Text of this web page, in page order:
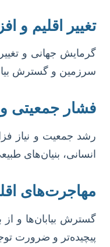
تغییر اقلیم
گرمایش جهانی و
سرزمین و گسترش
فشار جمعیتی
رشد جمعیت و نیاز
انسانی، بنیان‌های
مهاجرت‌های
گسترش بیابان‌ها و از
پیچیده‌تر و ضرورت